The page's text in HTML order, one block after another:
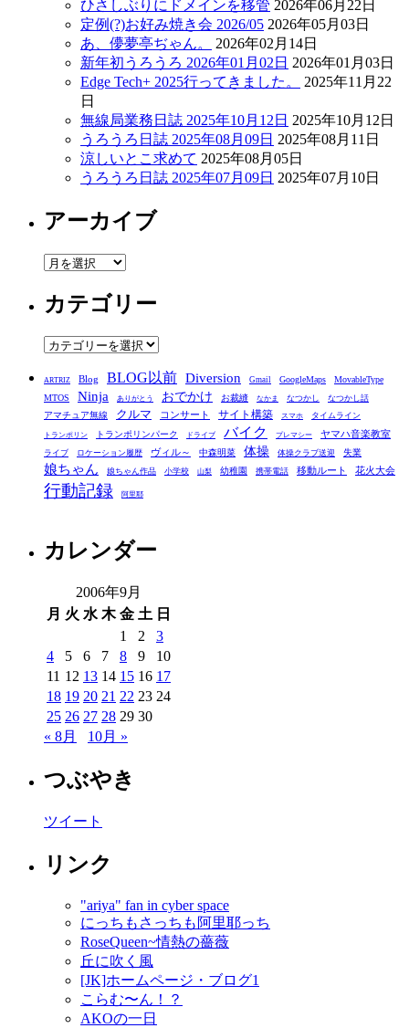
ひさしぶりにドメインを移管 2026年06月22日
定例(?)お好み焼き会 2026/05 2026年05月03日
あ、儚夢亭ぢゃん。
2026年02月14日
新年初うろうろ 2026年01月02日 2026年01月03日
Edge Tech+ 2025行ってきました。
2025年11月22
日
無線局業務日誌 2025年10月12日 2025年10月12日
うろうろ日誌 2025年08月09日 2025年08月11日
涼しいとこ求めて 2025年08月05日
うろうろ日誌 2025年07月09日 2025年07月10日
アーカイブ
ア
カ
イ
ブ
カテゴリー
カ
ゴ
リ
ー
ARTRIZ Blog BLOG以前 Diversion Gmail GoogleMaps
MovableType
MTOS
Ninja ありがとう おでかけ お裁縫 なかま なつかし なつかし話
アマチュア無線 クルマ コンサート サイト構築 スマホ タイムライン
トランポリン トランポリンパーク ドライブ バイク プレマシー ヤマハ音楽教室
ライブ ロケーション履歴 ヴィル～ 中森明菜 体操 体操クラブ送迎 失業
娘ちゃん 娘ちゃん作品 小学校 山梨 幼稚園 携帯電話 移動ルート 花火大会
行動記録 阿里耶
カレンダー
2006年9月
月 火 水 木 金 土 日
1
2
3
4
5 6 7 8 9
10
11 12 13 14 15 16 17
18 19 20 21 22 23 24
25 26 27 28 29 30
« 8月
10月 »
つぶやき
ツイート
リンク
"ariya" fan in cyber space
にっちもさっちも阿里耶っち
RoseQueen~情熱の薔薇
丘に吹く風
[JK]ホームページ・ブログ1
こらむ〜ん！？
AKOの一日